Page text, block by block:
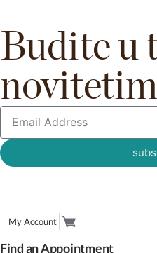
Budite u
My Account
Find an Appointment